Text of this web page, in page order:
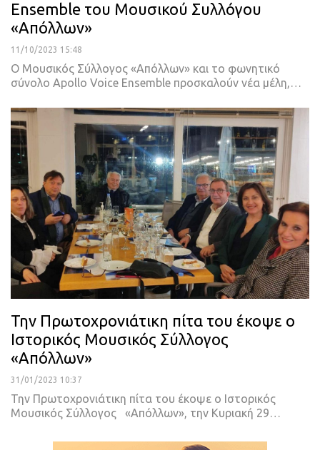
Ensemble του Μουσικού Συλλόγου
«Απόλλων»
11/10/2023 15:48
Ο Μουσικός Σύλλογος «Απόλλων» και το φωνητικό
σύνολο Apollo Voice Ensemble προσκαλούν νέα μέλη,…
Την Πρωτοχρονιάτικη πίτα του έκοψε ο
Ιστορικός Μουσικός Σύλλογος
«Απόλλων»
31/01/2023 10:37
Την Πρωτοχρονιάτικη πίτα του έκοψε ο Ιστορικός
Μουσικός Σύλλογος «Απόλλων», την Κυριακή 29